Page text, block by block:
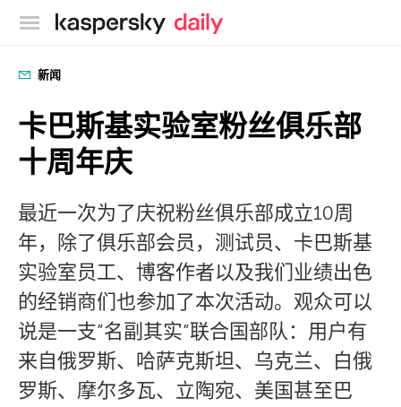
卡巴斯基官方博客
新闻
卡巴斯基实验室粉丝俱乐部
十周年庆
最近一次为了庆祝粉丝俱乐部成立10周
年，除了俱乐部会员，测试员、卡巴斯基
实验室员工、博客作者以及我们业绩出色
的经销商们也参加了本次活动。观众可以
说是一支”名副其实”联合国部队：用户有
来自俄罗斯、哈萨克斯坦、乌克兰、白俄
罗斯、摩尔多瓦、立陶宛、美国甚至巴